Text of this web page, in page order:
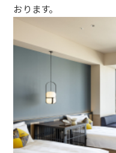
おります。